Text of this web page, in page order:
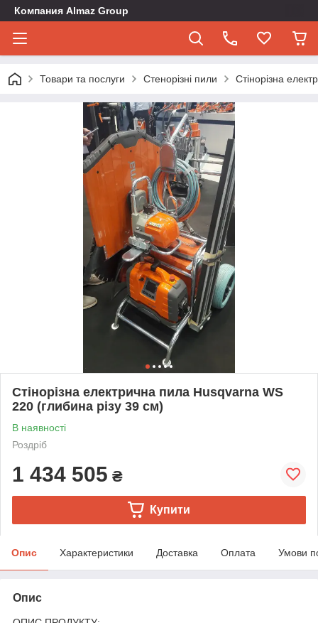
Компания Almaz Group
Товари та послуги Стенорізні пили Стінорізна
Стінорізна електрична пила Husqvarna WS
220 (глибина різу 39 см)
В наявності
Роздріб
1 434 505 ₴
Купити
Опис Характеристики Доставка Оплата Умови
Опис